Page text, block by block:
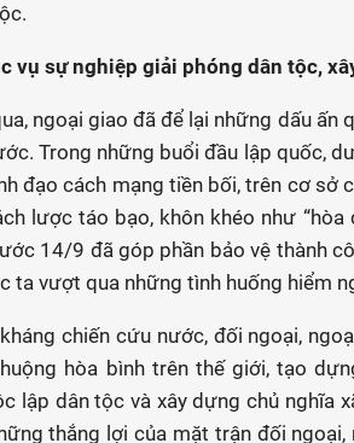
vụ sự nghiệp giải phóng dân tộc,
ngoại giao đã để lại những dấu
Trong những buổi đầu lập quốc,
đạo cách mạng tiền bối, trên cơ sở
lược táo bạo, khôn khéo như “hòa
14/9 đã góp phần bảo vệ thành
ta vượt qua những tình huống hiểm
chiến cứu nước, đối ngoại,
hòa bình trên thế giới, tạo
lập dân tộc và xây dựng chủ nghĩa
thắng lợi của mặt trận đối